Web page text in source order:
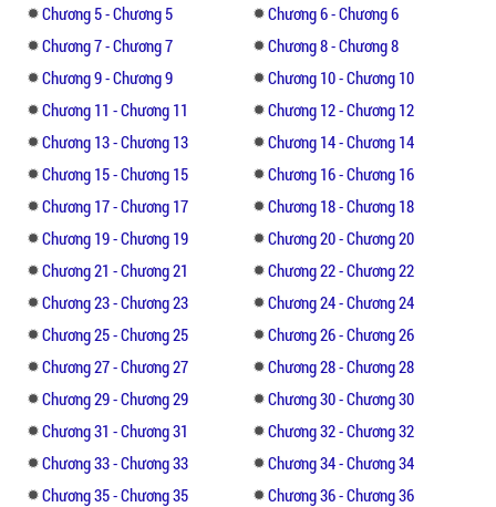
Cơ thể An Nhiên ngay lập tức phơi bày ra
giữa bầu không khí ẩm ướt, An Nhiên điên
cuồng lắc đầu gào khóc: “Thiên Tuấn, sao
anh lại làm thế này với em?”
“Đây không phải điều cô muốn sao?”
“Ưm...” An Nhiên cảm thấy cơ thể đau như
bị xé ra, cô vươn tay cố đẩy ngực Cố Thiên
Tuấn ra, nhưng hoàn toàn vô ích.
“Không phải cô nói là muốn tôi sao?”
“Tại sao... tại sao lại làm thế này với tôi?”
An Nhiên nhìn Cố Thiên Tuấn lúc này như
đã thành một người xa lạ, không vùng vẫy
nữa. Cô nhắm mắt lại, những giọt nước mắt
bắt đầu rơi lã chã.
Chương 5 - Chương 5
Chương 6 - Chương 6
Chương 7 - Chương 7
Chương 8 - Chương 8
Chương 9 - Chương 9
Chương 10 - Chương 10
Chương 11 - Chương 11
Chương 12 - Chương 12
Chương 13 - Chương 13
Chương 14 - Chương 14
Chương 15 - Chương 15
Chương 16 - Chương 16
Chương 17 - Chương 17
Chương 18 - Chương 18
Chương 19 - Chương 19
Chương 20 - Chương 20
Chương 21 - Chương 21
Chương 22 - Chương 22
Chương 23 - Chương 23
Chương 24 - Chương 24
Chương 25 - Chương 25
Chương 26 - Chương 26
Chương 27 - Chương 27
Chương 28 - Chương 28
Chương 29 - Chương 29
Chương 30 - Chương 30
Chương 31 - Chương 31
Chương 32 - Chương 32
Chương 33 - Chương 33
Chương 34 - Chương 34
Chương 35 - Chương 35
Chương 36 - Chương 36